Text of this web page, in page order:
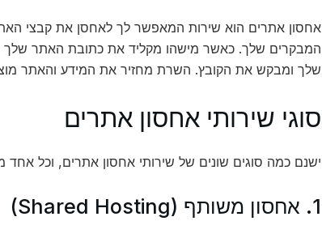
אחסון אתרים הוא שירות המאפשר לך לאחסן את קבצי
המבקרים שלך. כאשר מישהו מקליד את כתובת האתר
שלך ומבקש את הקובץ. השרת מחזיר את המידע והאתר
סוגי שירותי אחסון אתרים
ישנם כמה סוגים שונים של שירותי אחסון אתרים, וכל
1. אחסון משותף (Shared Hosting)